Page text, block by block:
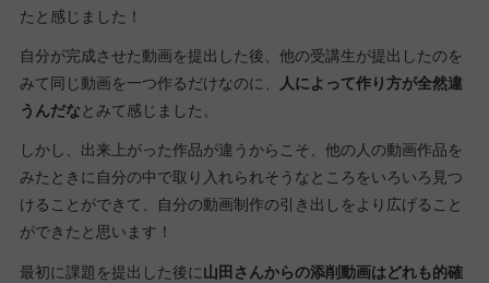
たと感じました！
自分が完成させた動画を提出した後、他の受講生が提出したのを
みて同じ動画を一つ作るだけなのに、
人によって作り方が全然違
うんだなとみて感じました。
しかし、出来上がった作品が違うからこそ、他の人の動画作品を
みたときに自分の中で取り入れられそうなところをいろいろ見つ
けることができて、自分の動画制作の引き出しをより広げること
ができたと思います！
最初に課題を提出した後に山田さんからの添削動画はどれも的確